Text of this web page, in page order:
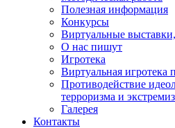
Полезная информация
Конкурсы
Виртуальные
О нас пишут
Игротека
Виртуальная игротека
Противодействие
терроризма и
Галерея
Контакты